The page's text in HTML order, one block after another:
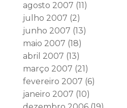
agosto 2007 (11)
julho 2007 (2)
junho 2007 (13)
maio 2007 (18)
abril 2007 (13)
março 2007 (21)
fevereiro 2007 (6)
janeiro 2007 (10)